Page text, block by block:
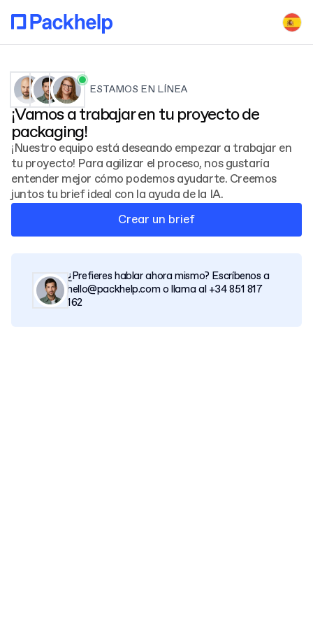
ESTAMOS EN LÍNEA
¡Vamos a trabajar en tu proyecto de
packaging!
¡Nuestro equipo está deseando empezar a trabajar en
tu proyecto! Para agilizar el proceso, nos gustaría
entender mejor cómo podemos ayudarte. Creemos
juntos tu brief ideal con la ayuda de la IA.
Crear un brief
¿Prefieres hablar ahora mismo? Escríbenos a
hello@packhelp.com o llama al +34 851 817
162